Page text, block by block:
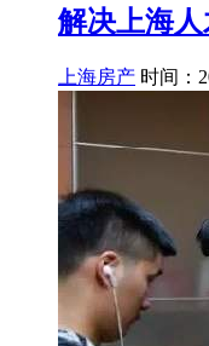
解决上海人
上海房产 时间：